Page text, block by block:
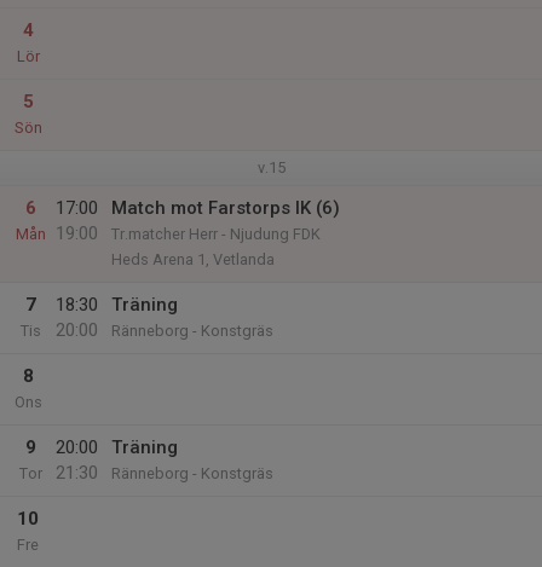
4
Lör
5
Sön
v.15
6
Mån
17:00
19:00
Match mot Farstorps IK (6)
Tr.matcher Herr - Njudung FDK
Heds Arena 1, Vetlanda
7
Tis
18:30
20:00
Träning
Ränneborg - Konstgräs
8
Ons
9
Tor
20:00
21:30
Träning
Ränneborg - Konstgräs
10
Fre